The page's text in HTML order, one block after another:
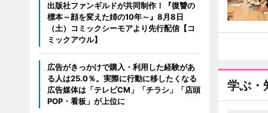
学ぶ・
出版社ファンギルドが共同制作！『復讐の
標本～顔を変えた姉の10年～』8月8日
（土）コミックシーモアより先行配信【コ
ミックアウル】
広告がきっかけで購入・利用した経験があ
る人は25.0％。実際に行動に移したくなる
広告媒体は「テレビCM」「チラシ」「店頭
POP・看板」が上位に